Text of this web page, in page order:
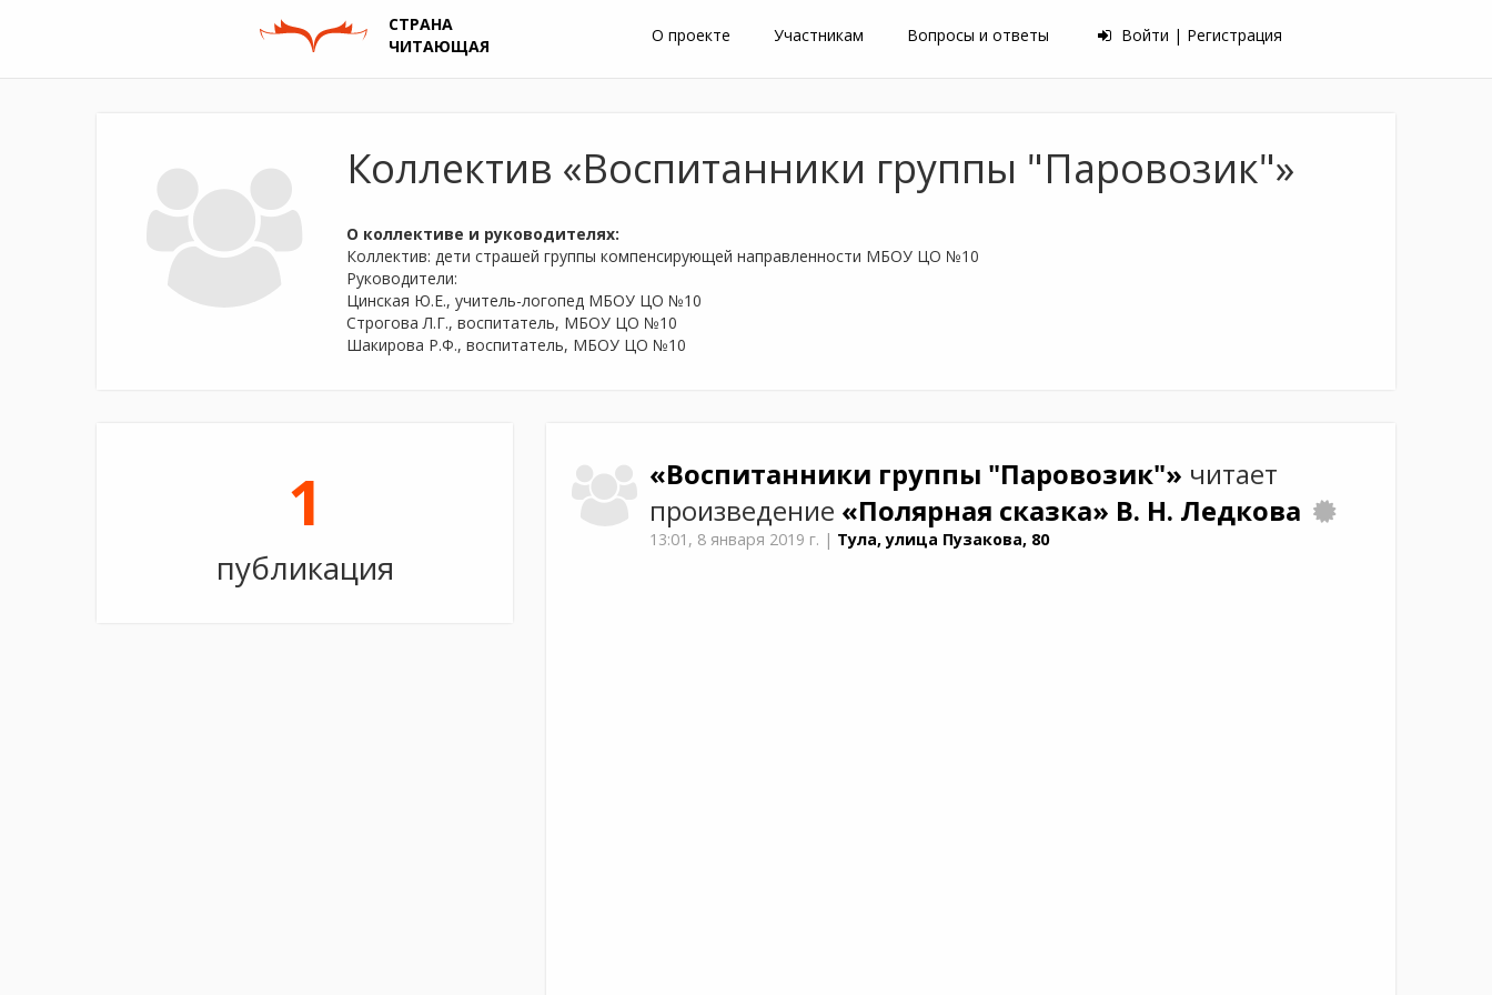
СТРАНА
ЧИТАЮЩАЯ
О проекте Участникам Вопросы и ответы Войти | Регистрация
Коллектив «Воспитанники группы "Паровозик"»
О коллективе и руководителях:
Коллектив: дети страшей группы компенсирующей направленности МБОУ ЦО №10
Руководители:
Цинская Ю.Е., учитель-логопед МБОУ ЦО №10
Строгова Л.Г., воспитатель, МБОУ ЦО №10
Шакирова Р.Ф., воспитатель, МБОУ ЦО №10
1
публикация
«Воспитанники группы "Паровозик"» читает
произведение «Полярная сказка» В. Н. Ледкова
13:01, 8 января 2019 г. | Тула, улица Пузакова, 80